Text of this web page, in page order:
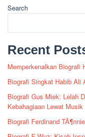
Search
Recent
Memperkenalkan Biografi
Biografi Singkat Habib Ali
Biografi Gus Miek: Lelah
Kebahagiaan Lewat Musik
Biografi Ferdinand